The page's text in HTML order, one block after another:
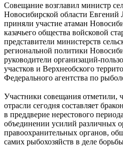
Совещание возглавил министр
Новосибирской области
приняли участие атаман
казачьего общества войсковой
представители министерств
региональной политики
руководители организаций-
участков и Верхнеобского
Федерального агентства по
Участники совещания отметили,
отрасли сегодня составляет
в преддверие нерестового
объединении усилий различных
правоохранительных органов,
самих рыбохозяйств в деле